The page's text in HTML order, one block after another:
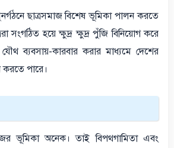
ছাত্রসমাজ বিশেষ ভূমিকা পালন করতে
সংগঠিত হয়ে ক্ষুদ্র ক্ষুদ্র পুঁজি বিনিয়োগ করে
যৌথ ব্যবসায়-কারবার করার মাধ্যমে দেশের
করতে পারে।
ভূমিকা অনেক। তাই বিপথগামিতা এবং